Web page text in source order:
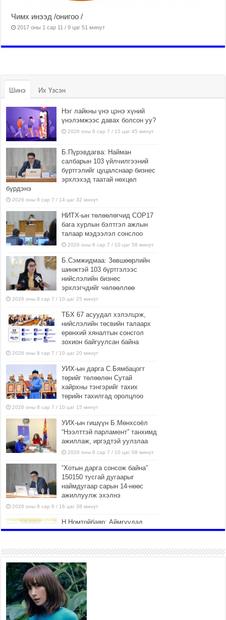
Чимх инээд /онигоо /
2017 оны 1 сар 11 / 9 цаг 51 минут
Шинэ Их Үзсэн
Нэг лайкны үнэ цэнэ хүний
үнэлэмжээс давах болсон уу?
2026 оны 8 сар 7 / 15 цаг 45 минут
Б.Пүрэвдагва: Найман
салбарын 103 үйлчилгээний
бүртгэлийг цуцалснаар бизнес
эрхлэхэд таатай нөхцөл
бүрдэнэ
2026 оны 8 сар 7 / 14 цаг 32 минут
НИТХ-ын төлөөлөгчид COP17
бага хурлын бэлтгэл ажлын
талаар мэдээлэл сонслоо
2026 оны 8 сар 7 / 10 цаг 58 минут
Б.Сэмжидмаа: Зөвшөөрлийн
шинжтэй 103 бүртгэлээс
нийслэлийн бизнес
эрхлэгчдийг чөлөөллөө
2026 оны 8 сар 7 / 10 цаг 25 минут
ТБХ 67 асуудал хэлэлцэж,
нийслэлийн төсвийн талаарх
ерөнхий хяналтын сонсгол
зохион байгуулсан байна
2026 оны 8 сар 7 / 10 цаг 20 минут
УИХ-ын дарга С.Бямбацогт
төрийг төлөөлөн Сутай
хайрхны тэнгэрийг тахих
төрийн тахилгад оролцлоо
2026 оны 8 сар 7 / 10 цаг 15 минут
УИХ-ын гишүүн Б.Мөнхсоёл
“Нээлттэй парламент” танхимд
ажиллаж, иргэдтэй уулзлаа
2026 оны 8 сар 7 / 10 цаг 08 минут
“Хотын дарга сонсож байна”
150150 тусгай дугаарыг
наймдугаар сарын 14-нөөс
ажиллуулж эхэлнэ
2026 оны 8 сар 6 / 16 цаг 38 минут
Н.Номтойбаяр: Аймгуудад
тулгамдаж буй асуудлуудыг
газрын хуралдаанд
2026 оны 8 сар 6 / 16 цаг 34 минут
УИХ-ын дарга С.Бямбацогт
төрийг төлөөлөн Сутай
хайрхны тэнгэрийг тахих
төрийн тахилгад оролцлоо